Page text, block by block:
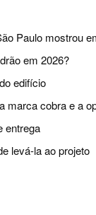
Paulo mostrou
em 2026?
edifício
marca cobra e a
entrega
levá-la ao projeto